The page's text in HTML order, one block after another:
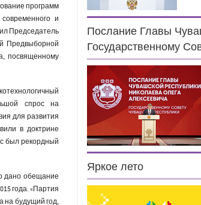
программ
и
Председатель
Предвыборной
посвященному
спрос на
для развития
в доктрине
был рекордный
дано обещание
года. «Партия
на будущий год,
Послание Главы
Государственному
Яркое лето